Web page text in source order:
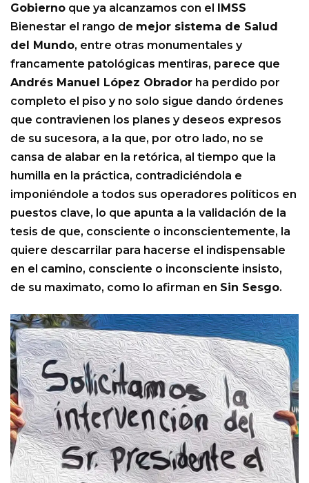
Gobierno que ya alcanzamos con el
IMSS
Bienestar el rango de mejor sistema de Salud
del Mundo, entre otras monumentales y
francamente patológicas mentiras, parece que
Andrés Manuel López Obrador ha perdido por
completo el piso y no solo sigue dando órdenes
que contravienen los planes y deseos expresos
de su sucesora, a la que, por otro lado, no se
cansa de alabar en la retórica, al tiempo que la
humilla en la práctica, contradiciéndola e
imponiéndole a todos sus operadores políticos en
puestos clave, lo que apunta a la validación de la
tesis de que, consciente o inconscientemente, la
quiere descarrilar para hacerse el indispensable
en el camino, consciente o inconsciente insisto,
de su maximato, como lo afirman en Sin Sesgo.